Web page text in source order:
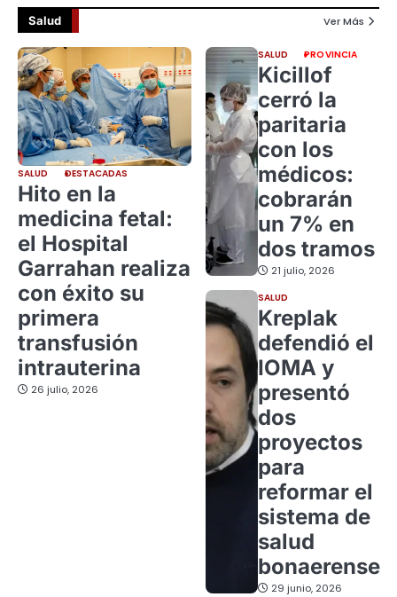
Salud Ver Más
SALUD DESTACADAS
Hito en la
medicina fetal:
el Hospital
Garrahan realiza
con éxito su
primera
transfusión
intrauterina
26 julio, 2026
SALUD PROVINCIA
Kicillof
cerró la
paritaria
con los
médicos:
cobrarán
un 7% en
dos tramos
21 julio, 2026
SALUD
Kreplak
defendió el
IOMA y
presentó
dos
proyectos
para
reformar el
sistema de
salud
bonaerense
29 junio, 2026